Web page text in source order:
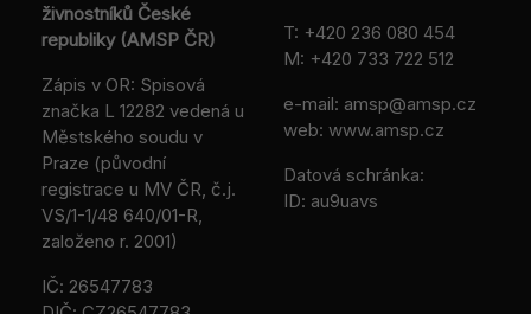
živnostníků České
republiky (AMSP ČR)
Zápis v OR: Spisová
značka L 12282 vedená u
Městského soudu v
Praze (původní
registrace u MV ČR, č.j.
VS/1-1/48 640/01-R,
založeno r. 2001)
IČ: 26547783
T: +420 236 080 454
M: +420 733 722 512
e-mail: amsp@amsp.cz
web: www.amsp.cz
Datová schránka:
ID: au9uavs